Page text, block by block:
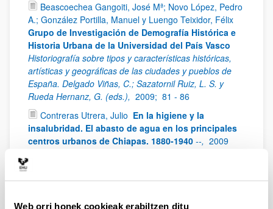
Web orri honek cookieak erabiltzen ditu
Beascoechea Gangoiti, José Mª; Novo López, Pedro
A.; González Portilla, Manuel y Luengo Teixidor, Félix
Grupo de Investigación de Demografía Histórica e
Historia Urbana de la Universidad del País Vasco
Historiografía sobre tipos y características históricas,
artísticas y geográficas de las ciudades y pueblos de
España. Delgado Viñas, C.; Sazatornil Ruiz, L. S. y
Rueda Hernanz, G. (eds.), 2009; 81 - 86
Contreras Utrera, Julio En la higiene y la
insalubridad. El abasto de agua en los principales
centros urbanos de Chiapas. 1880-1940 --, 2009